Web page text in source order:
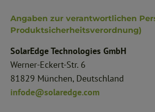
Angaben zur verantwortlichen
Produktsicherheitsverordnung)
SolarEdge Technologies GmbH
Werner-Eckert-Str. 6
81829 München, Deutschland
infode@solaredge.com